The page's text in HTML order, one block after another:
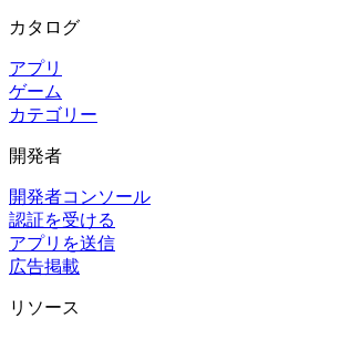
カタログ
アプリ
ゲーム
カテゴリー
開発者
開発者コンソール
認証を受ける
アプリを送信
広告掲載
リソース